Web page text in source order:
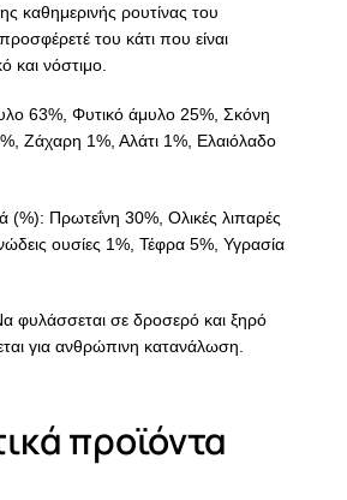
καθημερινής ρουτίνας του
του κάτι που είναι
και νόστιμο.
63%, Φυτικό άμυλο 25%, Σκόνη
Ζάχαρη 1%, Αλάτι 1%, Ελαιόλαδο
(%): Πρωτεΐνη 30%, Ολικές λιπαρές
ουσίες 1%, Τέφρα 5%, Υγρασία
φυλάσσεται σε δροσερό και ξηρό
για ανθρώπινη κατανάλωση.
προϊόντα